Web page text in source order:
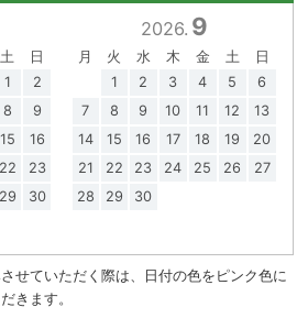
土
日
1
2
8
9
15
16
22
23
29
30
2026. 9
月 火 水 木 金 土
日
1
2 3 4 5
6
7
8 9 10 11 12
13
14
15 16 17 18 19
20
21
22 23 24 25 26
27
28
29 30
せていただく際は、日付の色をピンク色に
きます。